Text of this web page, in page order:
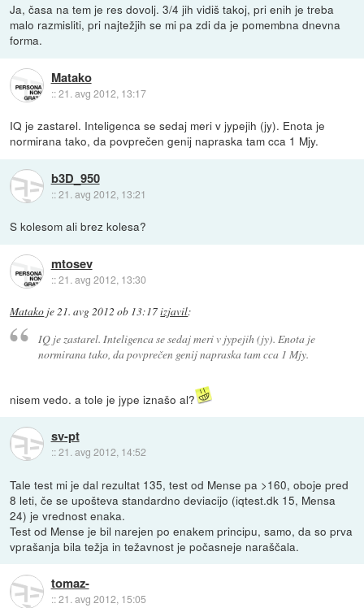
Ja, časa na tem je res dovolj. 3/4 jih vidiš takoj, pri enih je treba
malo razmisliti, pri najtežjih se mi pa zdi da je pomembna dnevna
forma.
Matako
::21. avg 2012, 13:17
IQ je zastarel. Inteligenca se sedaj meri v jypejih (jy). Enota je
normirana tako, da povprečen genij napraska tam cca 1 Mjy.
b3D_950
::21. avg 2012, 13:21
S kolesom ali brez kolesa?
mtosev
::21. avg 2012, 13:30
Matako je21. avg 2012 ob 13:17izjavil:
IQ je zastarel. Inteligenca se sedaj meri v jypejih (jy). Enota je
normirana tako, da povprečen genij napraska tam cca 1 Mjy.
nisem vedo. a tole je jype iznašo al?
sv-pt
::21. avg 2012, 14:52
Tale test mi je dal rezultat 135, test od Mense pa >160, oboje pred
8 leti, če se upošteva standardno deviacijo (iqtest.dk 15, Mensa
24) je vrednost enaka.
Test od Mense je bil narejen po enakem principu, samo, da so prva
vprašanja bila težja in težavnost je počasneje naraščala.
tomaz-
::21. avg 2012, 15:05